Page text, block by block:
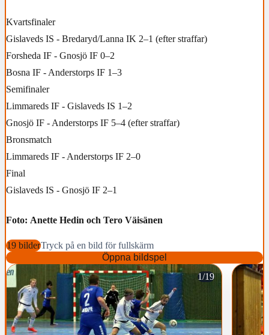
Kvartsfinaler
Gislaveds IS - Bredaryd/Lanna IK 2–1 (efter straffar)
Forsheda IF - Gnosjö IF 0–2
Bosna IF - Anderstorps IF 1–3
Semifinaler
Limmareds IF - Gislaveds IS 1–2
Gnosjö IF - Anderstorps IF 5–4 (efter straffar)
Bronsmatch
Limmareds IF - Anderstorps IF 2–0
Final
Gislaveds IS - Gnosjö IF 2–1
Foto: Anette Hedin och Tero Väisänen
19 bilderTryck på en bild för fullskärm
Öppna bildspel
1/19